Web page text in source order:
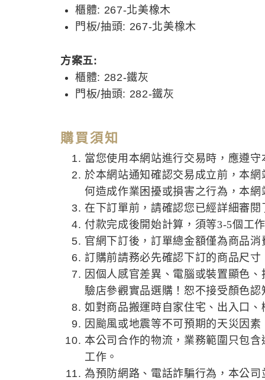
櫃體: 267-北美橡木
門板/抽頭: 267-北美橡木
方案五:
櫃體: 282-鐵灰
門板/抽頭: 282-鐵灰
購買須知
當您使用本網站進行交易時，應遵
於本網站通知確認交易成立前，本
何造成作業困擾或損害之行為，本
在下訂單前，請確認您已經詳細審
付款完成後開始計算，須等3-5個工
官網下訂後，訂單總金額僅為商品
訂購前請務必先確認下訂的商品尺
因個人感官差異、電腦或裝置顯色
驗店參觀實品選購！恕不接受顏色
如對商品搬運時自家住宅、出入口
因颱風或地震等不可預期的天災因
本公司合作的物流，業務範圍只包
工作。
為預防網路、電話詐騙行為，本公